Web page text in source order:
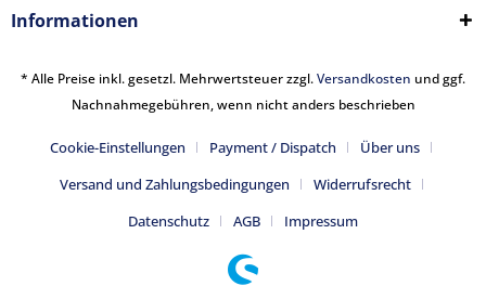
Informationen
* Alle Preise inkl. gesetzl. Mehrwertsteuer zzgl.Versandkosten und ggf.
Nachnahmegebühren, wenn nicht anders beschrieben
Cookie-Einstellungen Payment / Dispatch
Über uns
Versand und Zahlungsbedingungen
Widerrufsrecht
Datenschutz
AGB Impressum